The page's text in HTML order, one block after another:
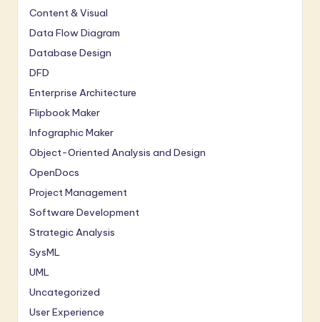
Content & Visual
Data Flow Diagram
Database Design
DFD
Enterprise Architecture
Flipbook Maker
Infographic Maker
Object-Oriented Analysis and Design
OpenDocs
Project Management
Software Development
Strategic Analysis
SysML
UML
Uncategorized
User Experience